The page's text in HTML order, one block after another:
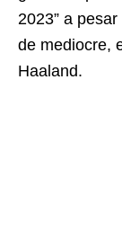
2023” a
de mediocre,
Haaland.